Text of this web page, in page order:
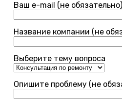
Ваш e-mail (не обязательно)
Название компании (не
Выберите тему вопроса
Опишите проблему (не